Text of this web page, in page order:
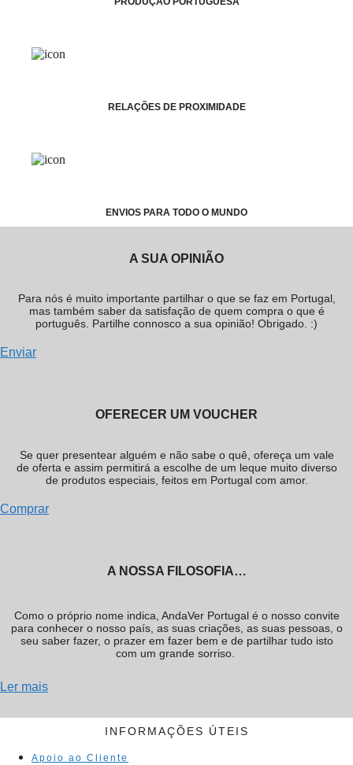
RELAÇÕES DE PROXIMIDADE
ENVIOS PARA TODO O MUNDO
A SUA OPINIÃO
Para nós é muito importante partilhar o que se faz em Portugal,
mas também saber da satisfação de quem compra o que é
português. Partilhe connosco a sua opinião! Obrigado. :)
Enviar
OFERECER UM VOUCHER
Se quer presentear alguém e não sabe o quê, ofereça um vale
de oferta e assim permitirá a escolhe de um leque muito diverso
de produtos especiais, feitos em Portugal com amor.
Comprar
A NOSSA FILOSOFIA…
Como o próprio nome indica, AndaVer Portugal é o nosso convite
para conhecer o nosso país, as suas criações, as suas pessoas, o
seu saber fazer, o prazer em fazer bem e de partilhar tudo isto
com um grande sorriso.
Ler mais
INFORMAÇÕES ÚTEIS
Apoio ao Cliente